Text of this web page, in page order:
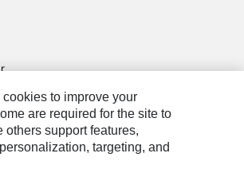
to improve your
are required for the site to
others support features,
targeting, and